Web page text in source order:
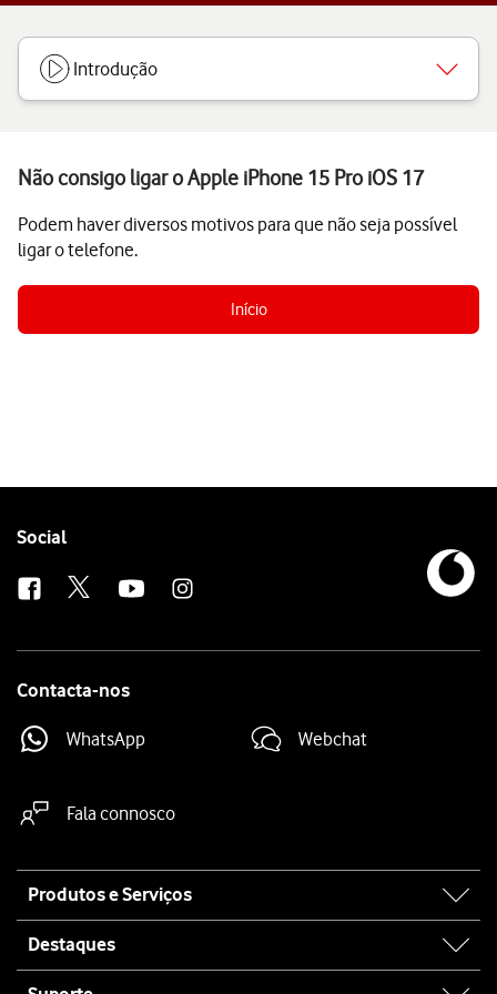
Introdução
Não consigo ligar o Apple iPhone 15 Pro iOS 17
Podem haver diversos motivos para que não seja possível
ligar o telefone.
Início
Follow
Social
Contacta-nos
WhatsApp Webchat
Fala connosco
map
Produtos e Serviços
Destaques